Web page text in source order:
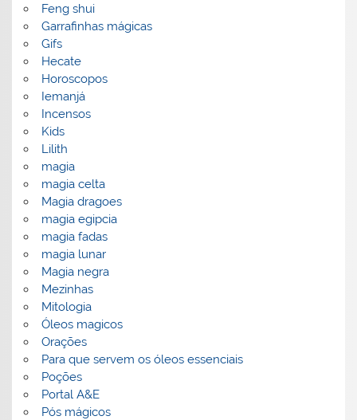
Feng shui
Garrafinhas mágicas
Gifs
Hecate
Horoscopos
Iemanjá
Incensos
Kids
Lilith
magia
magia celta
Magia dragoes
magia egipcia
magia fadas
magia lunar
Magia negra
Mezinhas
Mitologia
Óleos magicos
Orações
Para que servem os óleos essenciais
Poções
Portal A&E
Pós mágicos